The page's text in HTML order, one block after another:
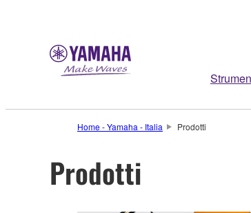
Home - Yamaha - Italia Prodotti
Prodotti